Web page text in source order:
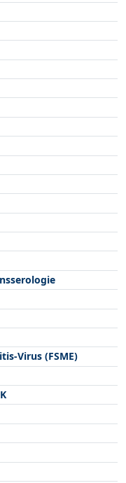
Virus (FSME)